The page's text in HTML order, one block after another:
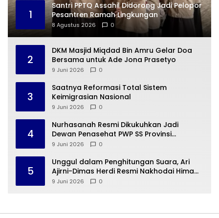
1
Santri PPTQ Assahil Didorong Jadi Pelopor
Pesantren Ramah Lingkungan
8 Agustus 2026 0
2
DKM Masjid Miqdad Bin Amru Gelar Doa
Bersama untuk Ade Jona Prasetyo
9 Juni 2026 0
3
Saatnya Reformasi Total Sistem
Keimigrasian Nasional
9 Juni 2026 0
4
Nurhasanah Resmi Dikukuhkan Jadi
Dewan Penasehat PWP SS Provinsi
Lampung
9 Juni 2026 0
5
Unggul dalam Penghitungan Suara, Ari
Ajirni-Dimas Herdi Resmi Nakhodai Hima
Elektro STTN Lampung
9 Juni 2026 0